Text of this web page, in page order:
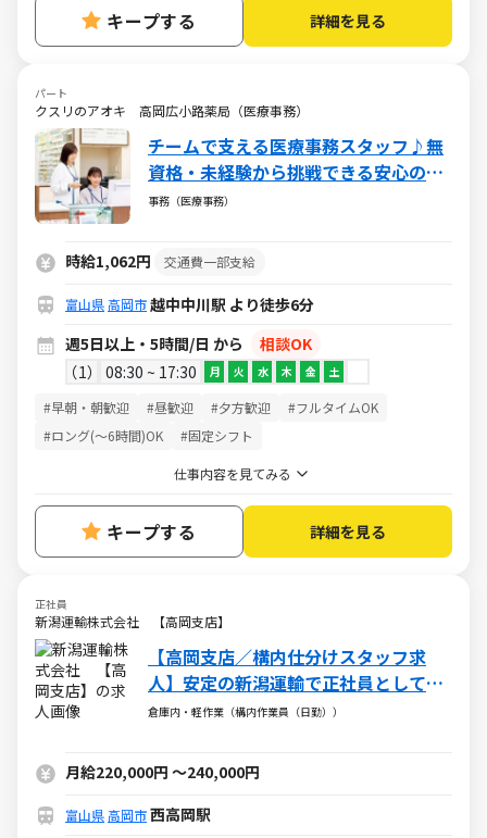
キープする 詳細を見る
パート
クスリのアオキ 高岡広小路薬局（医療事務）
チームで支える医療事務スタッフ♪無
資格・未経験から挑戦できる安心の環
境／週5日・1日5h～・日祝休み
事務（医療事務）
時給1,062円 交通費一部支給
富山県高岡市越中中川駅 より徒歩6分
週5日以上・5時間/日 から
相談OK
1
08:30 ~ 17:30 月 火 水 木 金 土
#早朝・朝歓迎 #昼歓迎 #夕方歓迎
#フルタイムOK
#ロング(～6時間)OK
#固定シフト
仕事内容を見てみる
キープする 詳細を見る
正社員
新潟運輸株式会社 【高岡支店】
【高岡支店／構内仕分けスタッフ求
人】安定の新潟運輸で正社員として勤
務。未経験OK！
倉庫内・軽作業（構内作業員（日勤））
月給220,000円 ～240,000円
富山県高岡市西高岡駅